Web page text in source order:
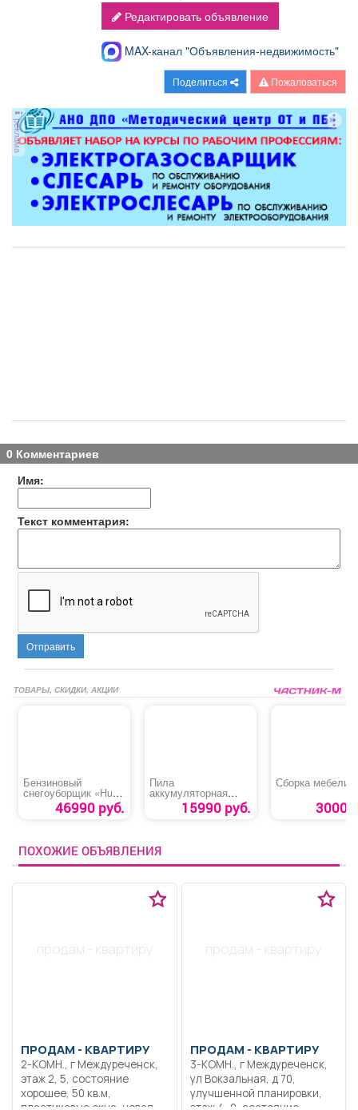
Редактировать объявление
MAX-канал "Объявления-недвижимость"
Поделиться Пожаловаться
реклама
0 Комментариев
Имя:
Текст комментария:
Отправить
ТОВАРЫ, СКИДКИ, АКЦИИ
Бензиновый
снегоуборщик «Huter
SGC 4100 L»
46990 руб.
Пила
аккумуляторная
цепная «Senix csx2-
M3-EU»15990 руб.
Сборка мебели
3000
ПОХОЖИЕ ОБЪЯВЛЕНИЯ
продам - квартиру
ПРОДАМ - КВАРТИРУ
2-КОМН., г Междуреченск,
этаж 2, 5, состояние
хорошее, 50 кв.м,
продам - квартиру
ПРОДАМ - КВАРТИРУ
3-КОМН., г Междуреченск,
ул Вокзальная, д 70,
улучшенной планировки,